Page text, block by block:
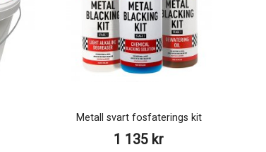
Metall svart fosfaterings kit
1 135 kr